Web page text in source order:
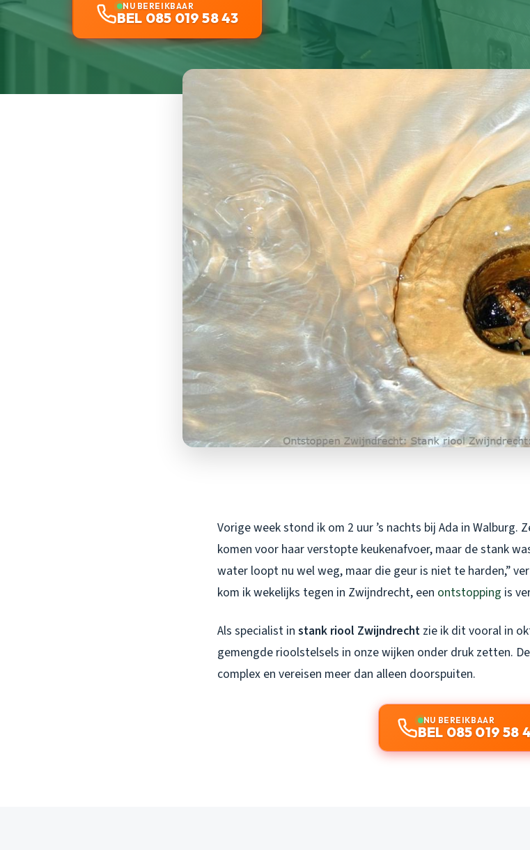
NU BEREIKBAAR
BEL 085 019 58 43
Vorige week stond ik om 2 uur ’s nachts bij Ada in Walburg.
komen voor haar verstopte keukenafvoer, maar de stank
water loopt nu wel weg, maar die geur is niet te harden,”
kom ik wekelijks tegen in Zwijndrecht, een ontstopping is
Als specialist in stank riool Zwijndrecht zie ik dit vooral in
gemengde rioolstelsels in onze wijken onder druk zetten.
complex en vereisen meer dan alleen doorspuiten.
NU BEREIKBAAR
BEL 085 019 58